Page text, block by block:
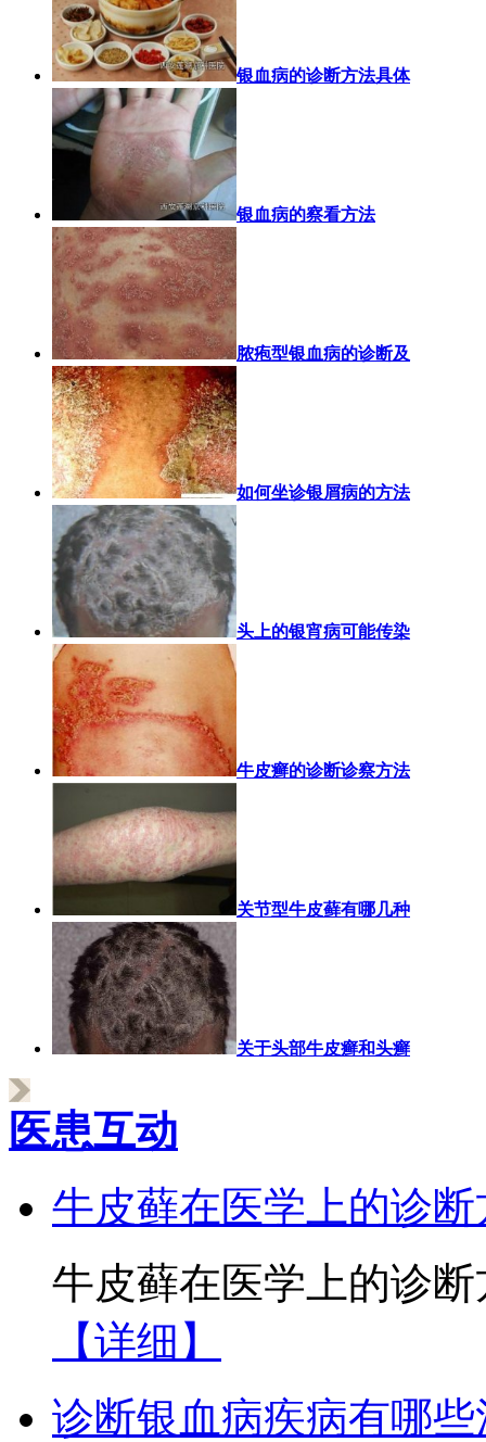
银血病的诊断方法具体
银血病的察看方法
脓疱型银血病的诊断及
如何坐诊银屑病的方法
头上的银宵病可能传染
牛皮癣的诊断诊察方法
关节型牛皮藓有哪几种
关于头部牛皮癣和头癣
医患互动
牛皮藓在医学上的诊断
牛皮藓在医学上的诊
【详细】
诊断银血病疾病有哪